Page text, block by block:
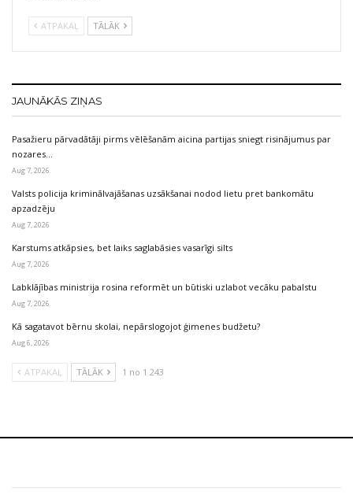
ATPAKAĻ TĀLĀK
JAUNĀKĀS ZIŅAS
Pasažieru pārvadātāji pirms vēlēšanām aicina partijas sniegt risinājumus par
nozares…
Aug 7, 2026
Valsts policija kriminālvajāšanas uzsākšanai nodod lietu pret bankomātu
apzadzēju
Aug 7, 2026
Karstums atkāpsies, bet laiks saglabāsies vasarīgi silts
Aug 7, 2026
Labklājības ministrija rosina reformēt un būtiski uzlabot vecāku pabalstu
Aug 7, 2026
Kā sagatavot bērnu skolai, nepārslogojot ģimenes budžetu?
Aug 6, 2026
ATPAKAĻ TĀLĀK 1 no 1 243